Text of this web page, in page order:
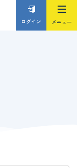
ログイン